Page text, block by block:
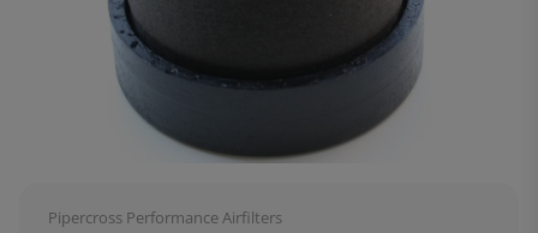
Pipercross Performance Airfilters